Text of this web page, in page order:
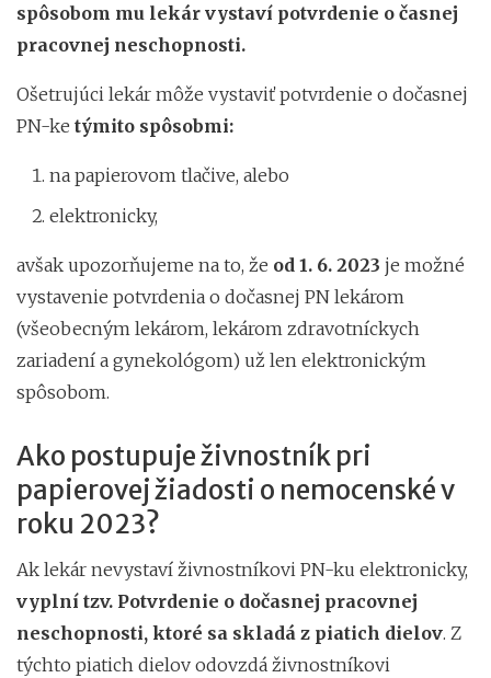
spôsobom mu lekár vystaví potvrdenie o časnej
pracovnej neschopnosti.
Ošetrujúci lekár môže vystaviť potvrdenie o dočasnej
PN-ke týmito spôsobmi:
na papierovom tlačive, alebo
elektronicky,
avšak upozorňujeme na to, že od 1. 6. 2023 je možné
vystavenie potvrdenia o dočasnej PN lekárom
(všeobecným lekárom, lekárom zdravotníckych
zariadení a gynekológom) už len elektronickým
spôsobom.
Ako postupuje živnostník pri
papierovej žiadosti o nemocenské v
roku 2023?
Ak lekár nevystaví živnostníkovi PN-ku elektronicky,
vyplní tzv. Potvrdenie o dočasnej pracovnej
neschopnosti, ktoré sa skladá z piatich dielov. Z
týchto piatich dielov odovzdá živnostníkovi